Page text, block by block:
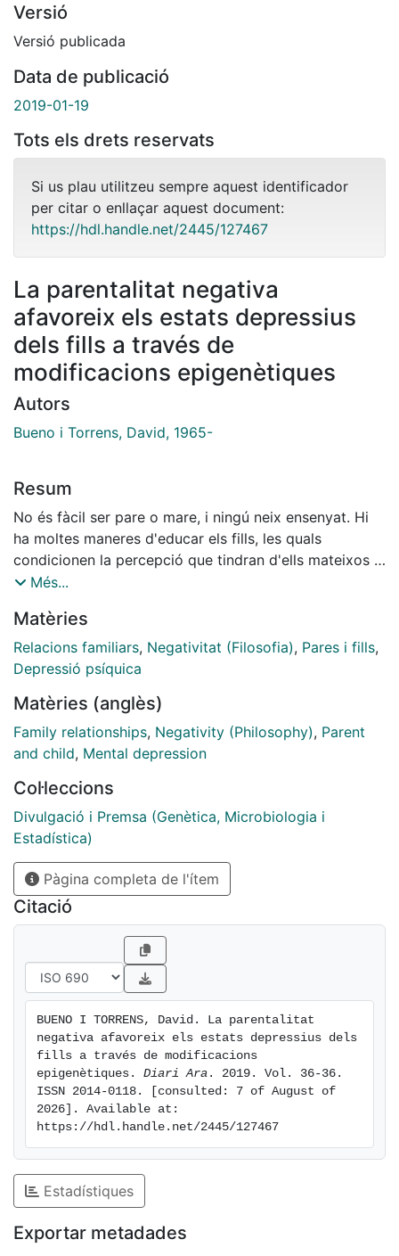
Versió
Versió publicada
Data de publicació
2019-01-19
Tots els drets reservats
Si us plau utilitzeu sempre aquest identificador
per citar o enllaçar aquest document:
https://hdl.handle.net/2445/127467
La parentalitat negativa
afavoreix els estats depressius
dels fills a través de
modificacions epigenètiques
Autors
Bueno i Torrens, David, 1965-
Resum
No és fàcil ser pare o mare, i ningú neix ensenyat. Hi
ha moltes maneres d'educar els fills, les quals
condicionen la percepció que tindran d'ells mateixos i
el caràcter que manifestaran quan siguin adults. I, en
com es relacionaran amb el seu entorn. Des de la
psicologia s'identifiquen dos grans tipus de relació
paternofilial, l'anomenada parentalitat -o criança -
Journal of Clinical Child & Adolescent Psychology va
demostrar que la parentalitat negativa incrementa
significativament la probabilitat que els infants
Elena L. Grigorenko i els seus col·laboradors de les
universitats de Houston i Arizona (EUA) i Sant
Petersburg (Rússia) han analitzat les causes
biològiques d'aquesta relació. Segons han publicat a
Developmental Psycobiology, el motiu rau en una sèrie
de modificacions epigenètiques que s'estableixen com
a conseqüència directa del tipus de relació
paternofilial, la qual, al seu torn, també depèn de
determinades modificacions epigenètiques presents en
els progenitors. En conjunt, aquests resultats
per al desenvolupament futur de les persones.
Més...
Matèries
Relacions familiars, Negativitat (Filosofia), Pares i fills,
Depressió psíquica
Matèries (anglès)
Family relationships, Negativity (Philosophy), Parent
and child, Mental depression
Col·leccions
Divulgació i Premsa (Genètica, Microbiologia i
Estadística)
Pàgina completa de l'ítem
Citació
BUENO I TORRENS, David. La parentalitat
negativa afavoreix els estats depressius dels
fills a través de modificacions
epigenètiques. Diari Ara . 2019. Vol. 36-36.
ISSN 2014-0118. [consulted: 7 of August of
2026]. Available at:
https://hdl.handle.net/2445/127467
Estadístiques
Exportar metadades